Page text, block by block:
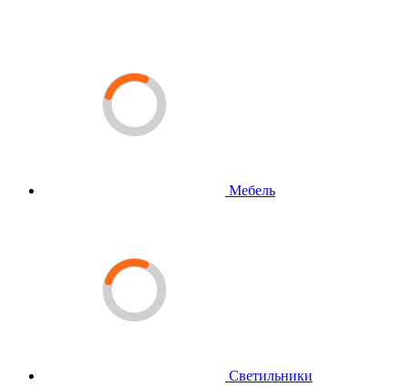
Мебель
Светильники